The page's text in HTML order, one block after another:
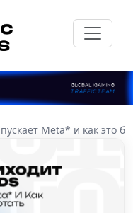
Meta* и как это